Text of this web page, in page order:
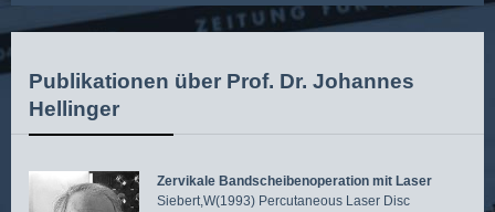
Publikationen über Prof. Dr. Johannes
Hellinger
Zervikale Bandscheibenoperation mit Laser
Siebert,W(1993) Percutaneous Laser Disc